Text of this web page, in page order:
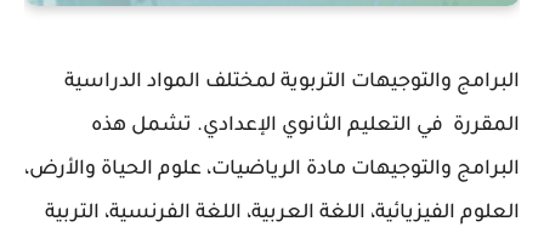
البرامج والتوجيهات التربوية لمختلف المواد الدراسية
المقررة في التعليم الثانوي الإعدادي. تشمل هذه
البرامج والتوجيهات مادة الرياضيات، علوم الحياة والأرض،
العلوم الفيزيائية، اللغة العربية، اللغة الفرنسية، التربية